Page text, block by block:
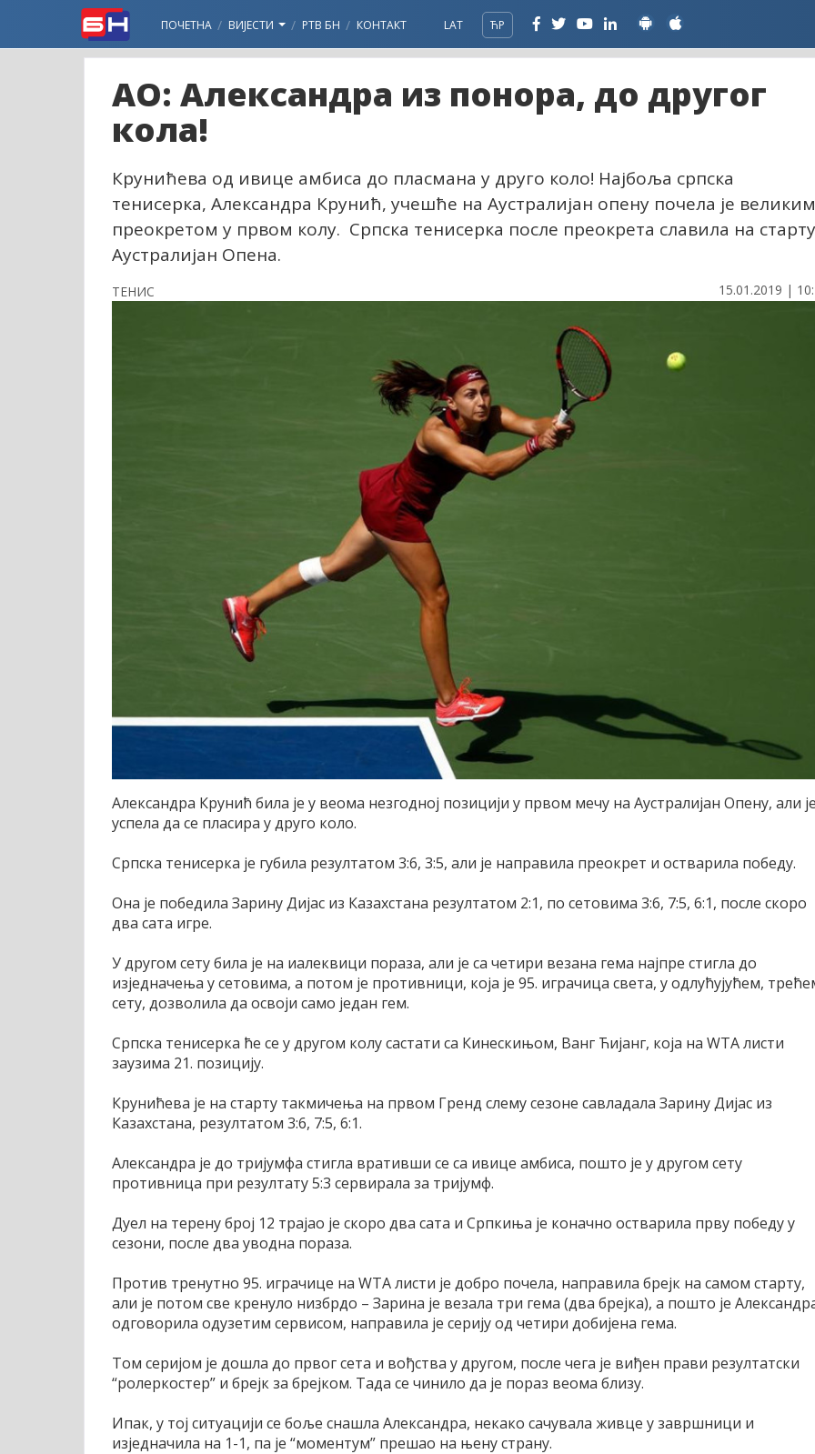
ПОЧЕТНА ВИЈЕСТИ РТВ БН КОНТАКТ LAT ЋР
АО: Александра из понора, до другог
кола!
Крунићева од ивице амбиса до пласмана у друго коло! Најбоља српска
тенисерка, Александра Крунић, учешће на Аустралијан опену почела је великим
преокретом у првом колу. Српска тенисерка после преокрета славила на старту
Аустралијан Опена.
ТЕНИС 15.01.2019 |
Александра Крунић била је у веома незгодној позицији у првом мечу на Аустралијан Опену, али
успела да се пласира у друго коло.
Српска тенисерка је губила резултатом 3:6, 3:5, али је направила преокрет и остварила победу.
Она је победила Зарину Дијас из Казахстана резултатом 2:1, по сетовима 3:6, 7:5, 6:1, после скоро
два сата игре.
У другом сету била је на иалеквици пораза, али је са четири везана гема најпре стигла до
изједначења у сетовима, а потом је противници, која је 95. играчица света, у одлућујућем,
сету, дозволила да освоји само један гем.
Српска тенисерка ће се у другом колу састати са Кинескињом, Ванг Ћијанг, која на WТА листи
заузима 21. позицију.
Крунићева је на старту такмичења на првом Гренд слему сезоне савладала Зарину Дијас из
Казахстана, резултатом 3:6, 7:5, 6:1.
Александра је до тријумфа стигла вративши се са ивице амбиса, пошто је у другом сету
противница при резултату 5:3 сервирала за тријумф.
Дуел на терену број 12 трајао је скоро два сата и Српкиња је коначно остварила прву победу у
сезони, после два уводна пораза.
Против тренутно 95. играчице на WТА листи је добро почела, направила брејк на самом старту,
али је потом све кренуло низбрдо – Зарина је везала три гема (два брејка), а пошто је
одговорила одузетим сервисом, направила је серију од четири добијена гема.
Том серијом је дошла до првог сета и вођства у другом, после чега је виђен прави резултатски
“ролеркостер” и брејк за брејком. Тада се чинило да је пораз веома близу.
Ипак, у тој ситуацији се боље снашла Александра, некако сачувала живце у завршници и
изједначила на 1-1, па је “моментум” прешао на њену страну.